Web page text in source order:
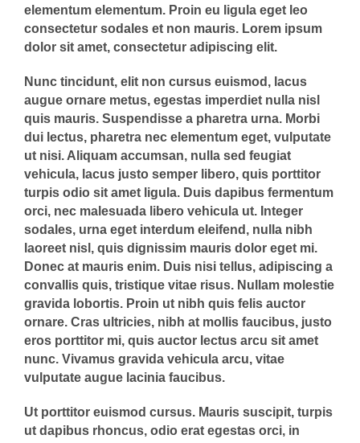
elementum elementum. Proin eu ligula eget leo
consectetur sodales et non mauris. Lorem ipsum
dolor sit amet, consectetur adipiscing elit.
Nunc tincidunt, elit non cursus euismod, lacus
augue ornare metus, egestas imperdiet nulla nisl
quis mauris. Suspendisse a pharetra urna. Morbi
dui lectus, pharetra nec elementum eget, vulputate
ut nisi. Aliquam accumsan, nulla sed feugiat
vehicula, lacus justo semper libero, quis porttitor
turpis odio sit amet ligula. Duis dapibus fermentum
orci, nec malesuada libero vehicula ut. Integer
sodales, urna eget interdum eleifend, nulla nibh
laoreet nisl, quis dignissim mauris dolor eget mi.
Donec at mauris enim. Duis nisi tellus, adipiscing a
convallis quis, tristique vitae risus. Nullam molestie
gravida lobortis. Proin ut nibh quis felis auctor
ornare. Cras ultricies, nibh at mollis faucibus, justo
eros porttitor mi, quis auctor lectus arcu sit amet
nunc. Vivamus gravida vehicula arcu, vitae
vulputate augue lacinia faucibus.
Ut porttitor euismod cursus. Mauris suscipit, turpis
ut dapibus rhoncus, odio erat egestas orci, in